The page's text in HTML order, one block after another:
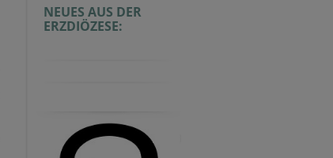
NEUES AUS DER
ERZDIÖZESE: